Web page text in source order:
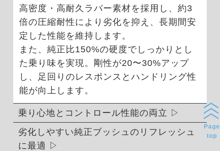
高密度・高耐久ラバー素材を採用し、約3
倍の圧縮耐性により劣化を抑え、長期間安
定した性能を維持します。
また、純正比150%の硬度でしっかりとし
た乗り味を実現。剛性が20〜30%アップ
し、足回りのレスポンスとハンドリング性
能が向上します。
乗り心地とコントロール性能の両立
劣化しやすい純正ブッシュのリフレッシュ
に最適
Page
top